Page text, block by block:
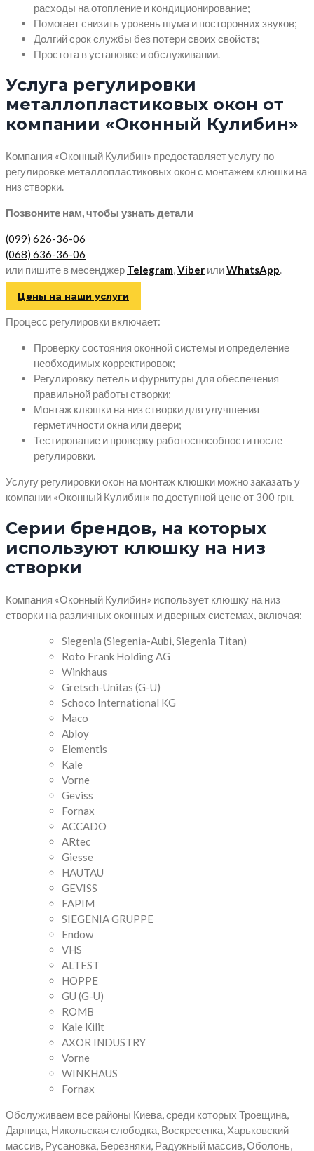
расходы на отопление и кондиционирование;
Помогает снизить уровень шума и посторонних звуков;
Долгий срок службы без потери своих свойств;
Простота в установке и обслуживании.
Услуга регулировки
металлопластиковых окон от
компании «Оконный Кулибин»
Компания «Оконный Кулибин» предоставляет услугу по
регулировке металлопластиковых окон с монтажем клюшки на
низ створки.
Позвоните нам, чтобы узнать детали
(099) 626-36-06
(068) 636-36-06
или пишите в месенджер Telegram,Viber илиWhatsApp.
Цены на наши услуги
Процесс регулировки включает:
Проверку состояния оконной системы и определение
необходимых корректировок;
Регулировку петель и фурнитуры для обеспечения
правильной работы створки;
Монтаж клюшки на низ створки для улучшения
герметичности окна или двери;
Тестирование и проверку работоспособности после
регулировки.
Услугу регулировки окон на монтаж клюшки можно заказать у
компании «Оконный Кулибин» по доступной цене от 300 грн.
Серии брендов, на которых
используют клюшку на низ
створки
Компания «Оконный Кулибин» использует клюшку на низ
створки на различных оконных и дверных системах, включая:
Siegenia (Siegenia-Aubi, Siegenia Titan)
Roto Frank Holding AG
Winkhaus
Gretsch-Unitas (G-U)
Schoco International KG
Maco
Abloy
Elementis
Kale
Vorne
Geviss
Fornax
ACCADO
ARtec
Giesse
HAUTAU
GEVISS
FAPIM
SIEGENIA GRUPPE
Endow
VHS
ALTEST
HOPPE
GU (G-U)
ROMB
Kale Kilit
AXOR INDUSTRY
Vorne
WINKHAUS
Fornax
Обслуживаем все районы Киева, среди которых Троещина,
Дарница, Никольская слободка, Воскресенка, Харьковский
массив, Русановка, Березняки, Радужный массив, Оболонь,